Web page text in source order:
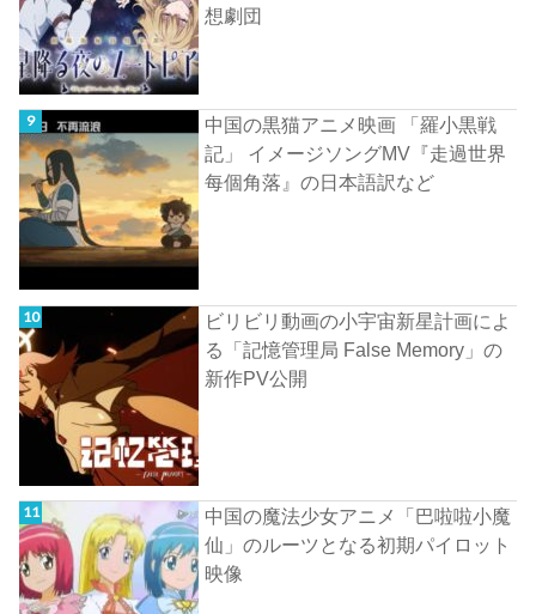
想劇団
中国の黒猫アニメ映画 「羅小黒戦
記」 イメージソングMV『走過世界
每個角落』の日本語訳など
ビリビリ動画の小宇宙新星計画によ
る「記憶管理局 False Memory」の
新作PV公開
中国の魔法少女アニメ「巴啦啦小魔
仙」のルーツとなる初期パイロット
映像